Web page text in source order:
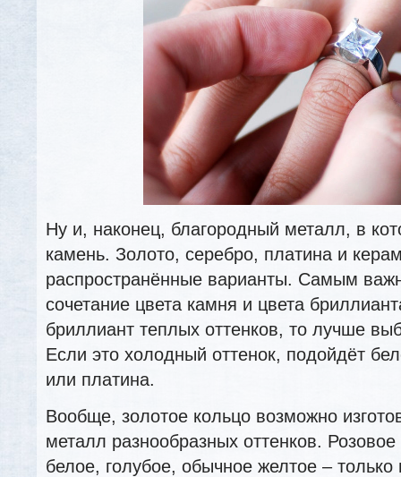
Ну и, наконец, благородный металл, в
камень. Золото, серебро, платина и
распространённые варианты. Самым
сочетание цвета камня и цвета
бриллиант теплых оттенков, то лучше
Если это холодный оттенок, подойдёт
или платина.
Вообще, золотое кольцо возможно
металл разнообразных оттенков.
белое, голубое, обычное желтое – только